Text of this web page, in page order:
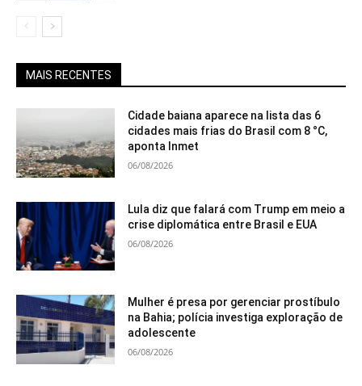
MAIS RECENTES
Cidade baiana aparece na lista das 6
cidades mais frias do Brasil com 8 °C,
aponta Inmet
06/08/2026
Lula diz que falará com Trump em meio a
crise diplomática entre Brasil e EUA
06/08/2026
Mulher é presa por gerenciar prostíbulo
na Bahia; polícia investiga exploração de
adolescente
06/08/2026